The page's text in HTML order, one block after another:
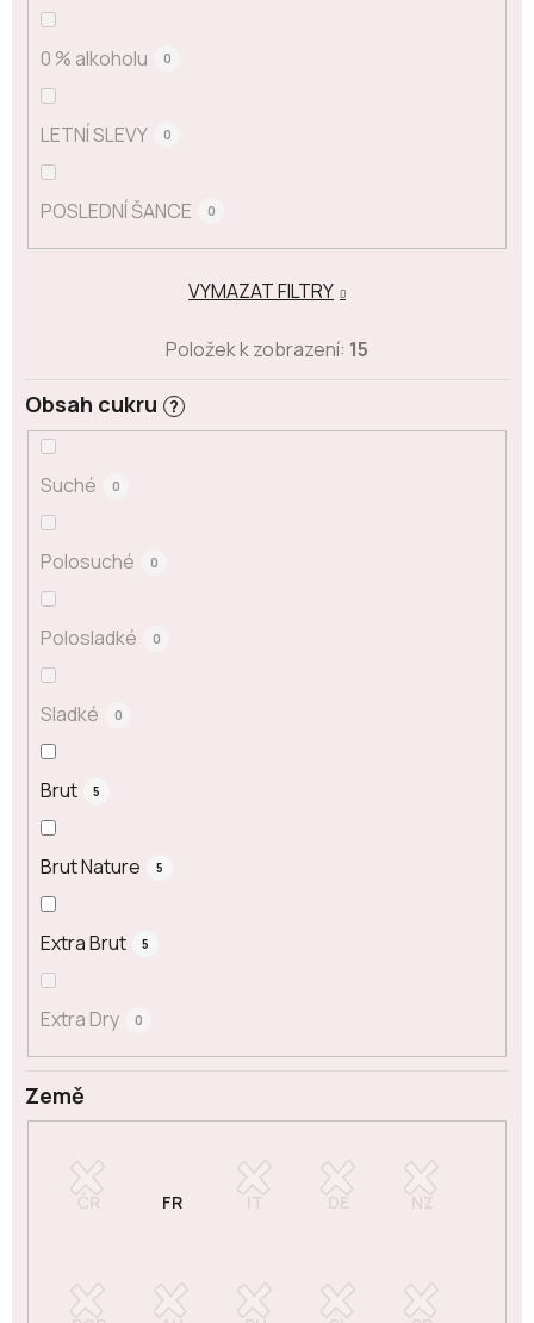
0 % alkoholu 0
LETNÍ SLEVY 0
POSLEDNÍ ŠANCE 0
Země
Obsah cukru ?
Suché 0
Polosuché 0
Polosladké 0
Sladké 0
Brut 5
Brut Nature 5
Extra Brut 5
Extra Dry 0
VYMAZAT FILTRY
Položek k zobrazení: 15